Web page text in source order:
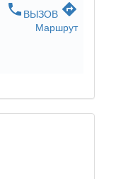
phone ВЫЗОВ directions
Маршрут